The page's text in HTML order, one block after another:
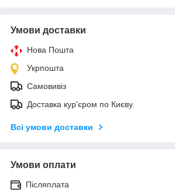
Умови доставки
Нова Пошта
Укрпошта
Самовивіз
Доставка кур'єром по Києву.
Всі умови доставки
Умови оплати
Післяплата